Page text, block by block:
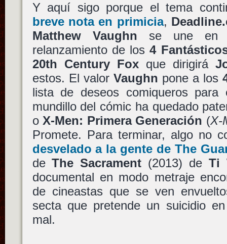
Y aquí sigo porque el tema
breve nota en primicia,
Matthew Vaughn se une en
relanzamiento de los4
20th Century Foxque dirigirá
estos. El valor Vaughn pone a los
lista de deseos comiqueros
mundillo del cómic ha quedado
o X-Men: Primera Generación (X-
Promete. Para terminar, algo no
desvelado a la gente de The
deThe Sacrament (2013) deTi
documental en modo metraje
de cineastas que se ven
secta que pretende un suicidio
mal.